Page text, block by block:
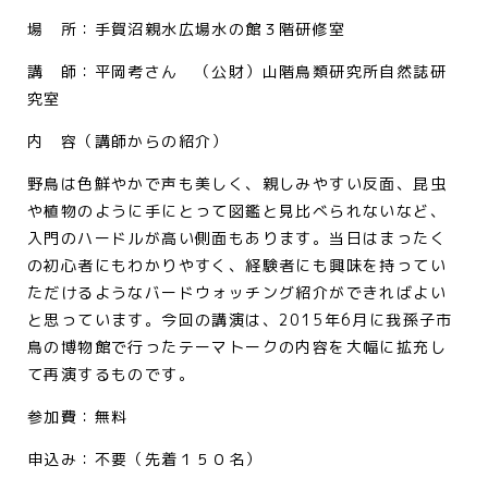
場 所：手賀沼親水広場水の館３階研修室
講 師：平岡考さん （公財）山階鳥類研究所自然誌研
究室
内 容（講師からの紹介）
野鳥は色鮮やかで声も美しく、親しみやすい反面、昆虫
や植物のように手にとって図鑑と見比べられないなど、
入門のハードルが高い側面もあります。当日はまったく
の初心者にもわかりやすく、経験者にも興味を持ってい
ただけるようなバードウォッチング紹介ができればよい
と思っています。今回の講演は、2015年6月に我孫子市
鳥の博物館で行ったテーマトークの内容を大幅に拡充し
て再演するものです。
参加費：無料
申込み：不要（先着１５０名）